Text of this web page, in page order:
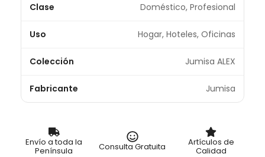
Clase Doméstico, Profesional
Uso Hogar, Hoteles, Oficinas
Colección Jumisa ALEX
Fabricante Jumisa
Envío a toda la
Península Consulta Gratuita Artículos de
Calidad